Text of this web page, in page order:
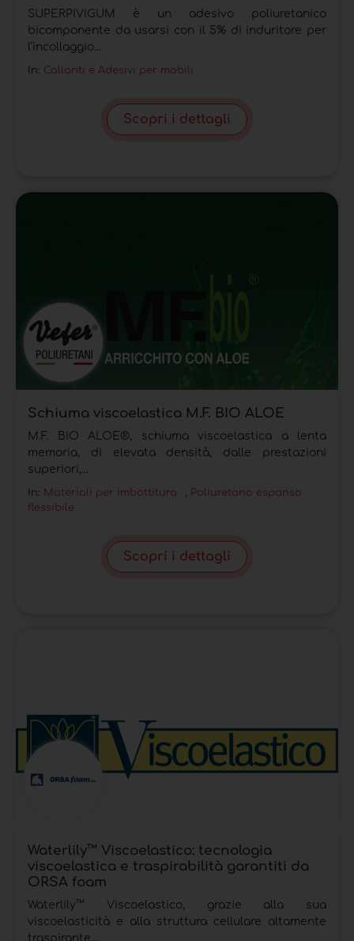
SUPERPIVIGUM è un adesivo poliuretanico
bicomponente da usarsi con il 5% di induritore per
l’incollaggio...
In: Collanti e Adesivi per mobili
Scopri i dettagli
Schiuma viscoelastica M.F. BIO ALOE
M.F. BIO ALOE®, schiuma viscoelastica a lenta
memoria, di elevata densità, dalle prestazioni
superiori,...
In: Materiali per imbottitura , Poliuretano espanso
flessibile
Scopri i dettagli
Waterlily™ Viscoelastico: tecnologia
viscoelastica e traspirabilità garantiti da
ORSA foam
Waterlily™ Viscoelastico, grazie alla sua
viscoelasticità e alla struttura cellulare altamente
traspirante,...